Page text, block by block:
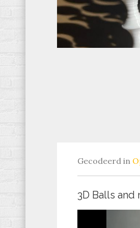
Gecodeerd in
3D Balls